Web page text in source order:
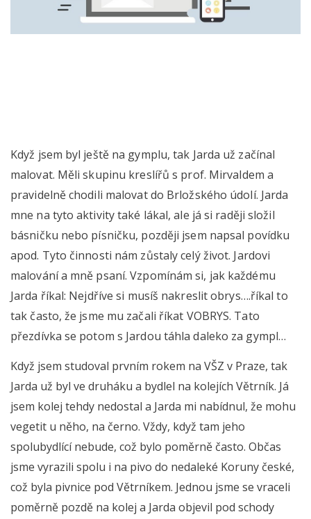
Když jsem byl ještě na gymplu, tak Jarda už začínal
malovat. Měli skupinu kreslířů s prof. Mirvaldem a
pravidelně chodili malovat do Brložského údolí. Jarda
mne na tyto aktivity také lákal, ale já si raději složil
básničku nebo písničku, později jsem napsal povídku
apod. Tyto činnosti nám zůstaly celý život. Jardovi
malování a mně psaní. Vzpomínám si, jak každému
Jarda říkal: Nejdříve si musíš nakreslit obrys….říkal to
tak často, že jsme mu začali říkat VOBRYS. Tato
přezdívka se potom s Jardou táhla daleko za gympl…
Když jsem studoval prvním rokem na VŠZ v Praze, tak
Jarda už byl ve druháku a bydlel na kolejích Větrník. Já
jsem kolej tehdy nedostal a Jarda mi nabídnul, že mohu
vegetit u něho, na černo. Vždy, když tam jeho
spolubydlící nebude, což bylo poměrně často. Občas
jsme vyrazili spolu i na pivo do nedaleké Koruny české,
což byla pivnice pod Větrníkem. Jednou jsme se vraceli
poměrně pozdě na kolej a Jarda objevil pod schody